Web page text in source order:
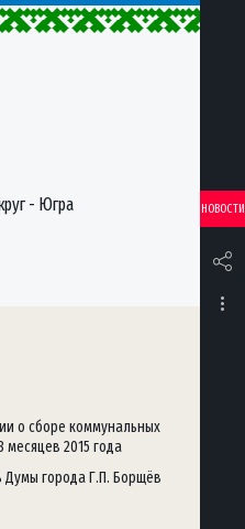
- Югра НОВОСТИ
о сборе коммунальных
месяцев 2015 года
Думы города Г.П. Борщёв